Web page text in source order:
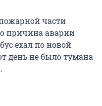
части
причина аварии
ехал по новой
день не было тумана